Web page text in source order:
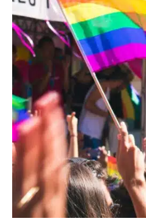
Charte des
Conditions
Politique de